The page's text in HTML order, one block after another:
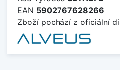
EAN 5902767628266
Zboží pochází z oficiální